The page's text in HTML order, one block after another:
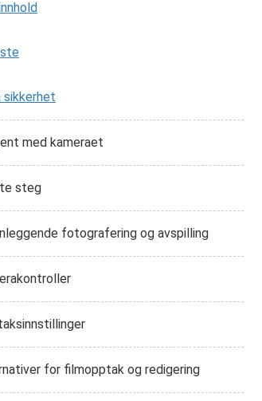
sikkerhet
med kameraet
steg
fotografering og avspilling
for filmopptak og redigering